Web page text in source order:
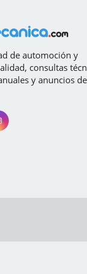
de automoción y
consultas
y anuncios de